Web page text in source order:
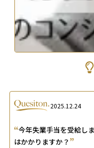
2025.12.24
“今年失業手当を受給し
はかかりますか？ ”